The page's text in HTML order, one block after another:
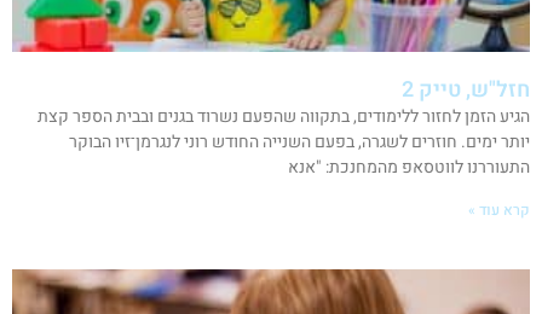
חזל"ש, טייק 2
הגיע הזמן לחזור ללימודים, בתקווה שהפעם נשרוד בגנים ובבית הספר קצת
יותר ימים. חוזרים לשגרה, בפעם השנייה החודש רוני לנגרמן־זיו הבוקר
התעוררנו לווטסאפ מהמחנכת: "אנא
קרא עוד »